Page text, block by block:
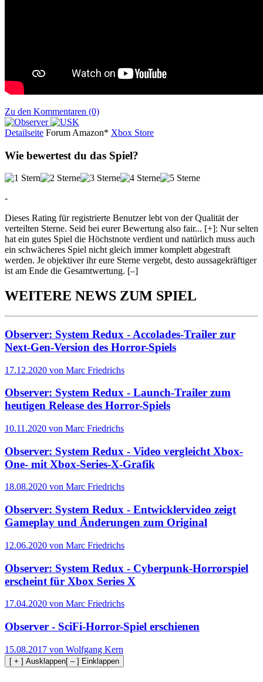
Zu den Kommentaren (0)
Detailseite Forum Amazon* Xbox Store
Wie bewertest du das Spiel?
-
Dieses Rating für registrierte Benutzer lebt von der Qualität der
verteilten Sterne. Seid bei eurer Bewertung also fair... [+]: Nur selten
hat ein gutes Spiel die Höchstnote verdient und natürlich muss auch
ein schwächeres Spiel nicht gleich immer komplett abgestraft
werden. Je objektiver ihr eure Sterne vergebt, desto aussagekräftiger
ist am Ende die Gesamtwertung. [–]
WEITERE NEWS ZUM SPIEL
Observer: System Redux - Accolades-Trailer zur
Next-Gen-Version des Horror-Spiels
17.12.2020 von Marc Friedrichs
Observer: System Redux - Launch-Trailer zum
heutigen Release des Horror-Spiels
10.11.2020 von Marc Friedrichs
Observer: System Redux - Video vergleicht Xbox-
One- mit Xbox-Series-X-Grafik
18.08.2020 von Marc Friedrichs
Observer: System Redux - Entwicklervideo zeigt
Gameplay und Änderungen zum Original
12.06.2020 von Marc Friedrichs
Observer: System Redux - Cyberpunk-Horrorspiel
erscheint für Xbox Series X
17.04.2020 von Marc Friedrichs
Observer - SciFi-Horror-Spiel erschienen
15.08.2017 von Wolfgang Kern
[ + ] Ausklappen[ – ] Einklappen